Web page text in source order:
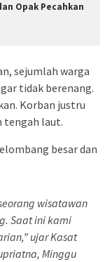
Opak Pecahkan
sejumlah warga
tidak berenang.
Korban justru
tengah laut.
besar dan
wisatawan
Saat ini kami
ujar Kasat
Minggu